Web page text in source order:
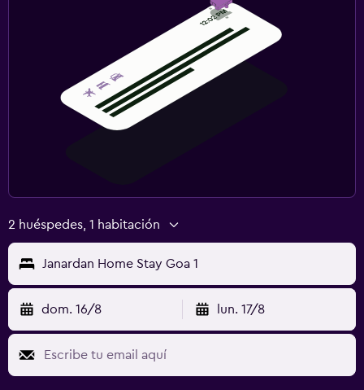
2 huéspedes, 1 habitación
Janardan Home Stay Goa 1
dom. 16/8 lun. 17/8